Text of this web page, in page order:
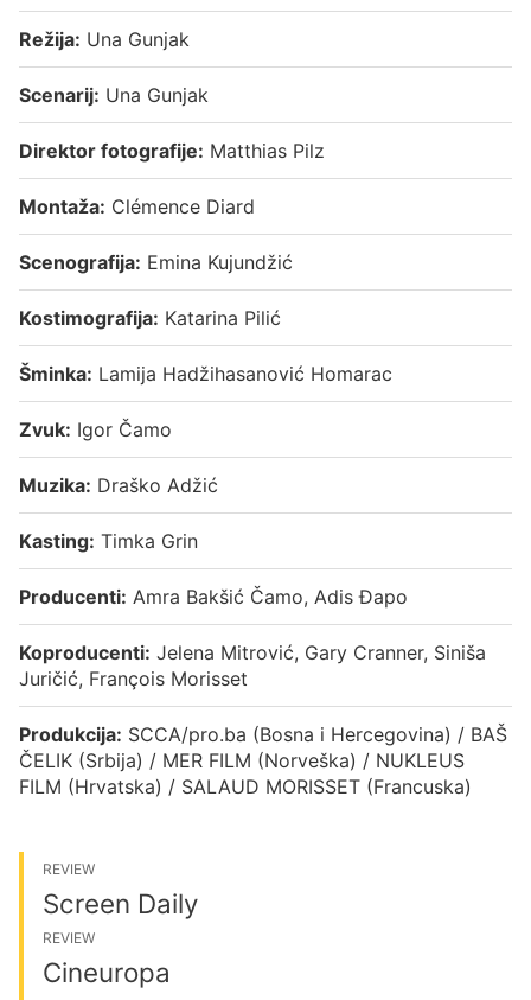
Režija: Una Gunjak
Scenarij: Una Gunjak
Direktor fotografije: Matthias Pilz
Montaža: Clémence Diard
Scenografija: Emina Kujundžić
Kostimografija: Katarina Pilić
Šminka: Lamija Hadžihasanović Homarac
Zvuk: Igor Čamo
Muzika: Draško Adžić
Kasting: Timka Grin
Producenti: Amra Bakšić Čamo, Adis Đapo
Koproducenti: Jelena Mitrović, Gary Cranner, Siniša
Juričić, François Morisset
Produkcija: SCCA/pro.ba (Bosna i Hercegovina) / BAŠ
ČELIK (Srbija) / MER FILM (Norveška) / NUKLEUS
FILM (Hrvatska) / SALAUD MORISSET (Francuska)
REVIEW
Screen Daily
REVIEW
Cineuropa